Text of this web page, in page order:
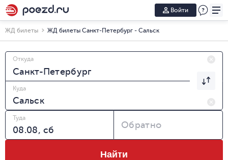
Войти
ЖД билеты ЖД билеты Санкт-Петербург - Сальск
Откуда
Куда
Туда
Обратно
Найти